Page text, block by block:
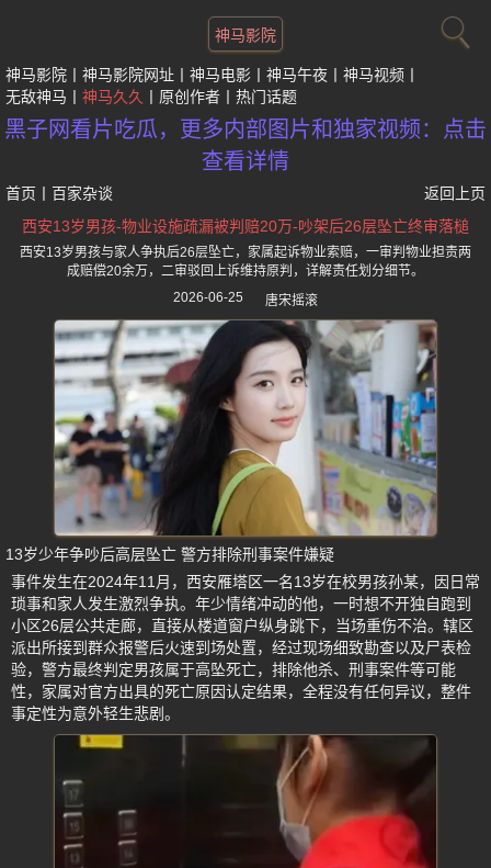
神马影院
神马影院 神马影院网址 神马电影 神马午夜
神马视频
无敌神马
神马久久 原创作者 热门话题
黑子网看片吃瓜，更多内部图片和独家视频：点击
查看详情
首页 百家杂谈
返回上页
西安13岁男孩-物业设施疏漏被判赔20万-吵架后26层坠亡终审落槌
西安13岁男孩与家人争执后26层坠亡，家属起诉物业索赔，一审判物业担责两
成赔偿20余万，二审驳回上诉维持原判，详解责任划分细节。
2026-06-25
唐宋摇滚
13岁少年争吵后高层坠亡 警方排除刑事案件嫌疑
事件发生在2024年11月，西安雁塔区一名13岁在校男孩孙某，因日常
琐事和家人发生激烈争执。年少情绪冲动的他，一时想不开独自跑到
小区26层公共走廊，直接从楼道窗户纵身跳下，当场重伤不治。辖区
派出所接到群众报警后火速到场处置，经过现场细致勘查以及尸表检
验，警方最终判定男孩属于高坠死亡，排除他杀、刑事案件等可能
性，家属对官方出具的死亡原因认定结果，全程没有任何异议，整件
事定性为意外轻生悲剧。